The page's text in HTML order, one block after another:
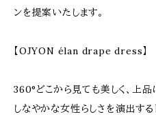
ンを提案いたします。
【OJYON élan drape dress】
360°どこから見ても美しく、上品
しなやかな女性らしさを演出する